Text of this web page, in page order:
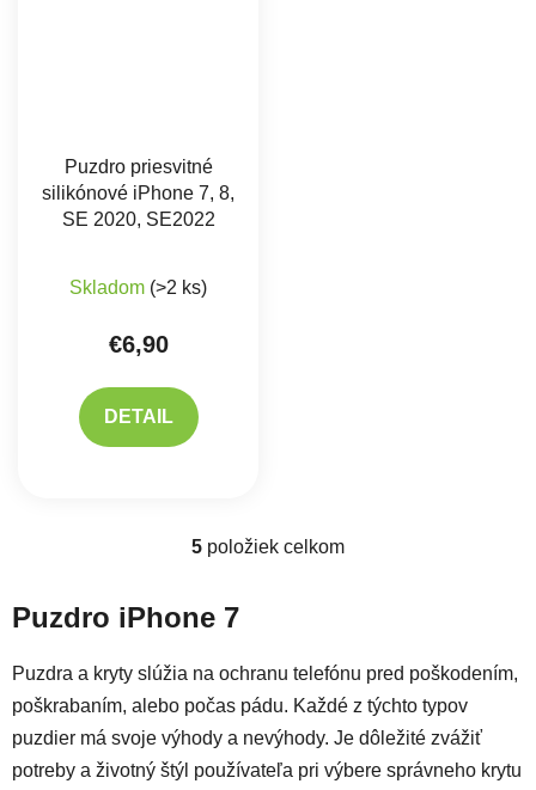
Puzdro priesvitné
silikónové iPhone 7, 8,
SE 2020, SE2022
Skladom (>2 ks)
€6,90
DETAIL
Ovládacie prvky výpisu
5 položiek celkom
Puzdro iPhone 7
Puzdra a kryty slúžia na ochranu telefónu pred poškodením,
poškrabaním, alebo počas pádu. Každé z týchto typov
puzdier má svoje výhody a nevýhody. Je dôležité zvážiť
potreby a životný štýl používateľa pri výbere správneho krytu